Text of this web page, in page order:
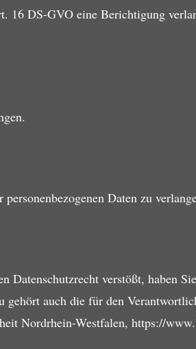
16 DS-GVO eine Berichtigung
Daten zu
Datenschutzrecht verstößt, haben
gehört auch die für den
Nordrhein-Westfalen, https://